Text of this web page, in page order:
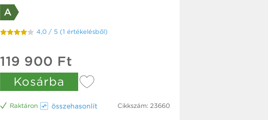
A
4,0 / 5 (1 értékelésből)
119 900 Ft
Kosárba
Raktáron össze­hasonlít Cikkszám: 23660